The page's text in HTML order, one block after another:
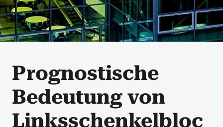
Prognostische
Bedeutung von
Linksschenkelbloc